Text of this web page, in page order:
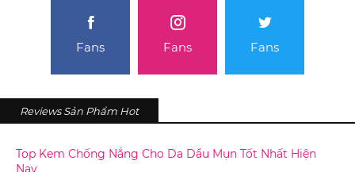
Fans Fans Fans
Reviews Sản Phẩm Hot
Top Kem Chống Nắng Cho Da Dầu Mụn Tốt Nhất Hiện
Nay